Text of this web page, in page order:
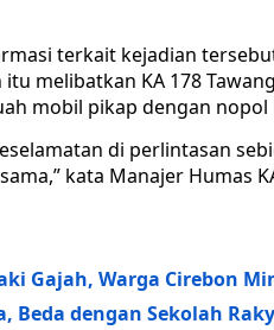
terkait kejadian
melibatkan KA 178
mobil pikap dengan nopol
di perlintasan
kata Manajer Humas
Gajah, Warga Cirebon
Beda dengan Sekolah